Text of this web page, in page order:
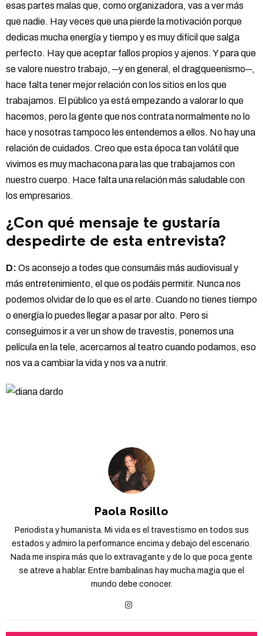
esas partes malas que, como organizadora, vas a ver más
que nadie. Hay veces que una pierde la motivación porque
dedicas mucha energía y tiempo y es muy difícil que salga
perfecto. Hay que aceptar fallos propios y ajenos. Y para que
se valore nuestro trabajo, ─y en general, el dragqueenismo─,
hace falta tener mejor relación con los sitios en los que
trabajamos. El público ya está empezando a valorar lo que
hacemos, pero la gente que nos contrata normalmente no lo
hace y nosotras tampoco les entendemos a ellos. No hay una
relación de cuidados. Creo que esta época tan volátil que
vivimos es muy machacona para las que trabajamos con
nuestro cuerpo. Hace falta una relación más saludable con
los empresarios.
¿Con qué mensaje te gustaría
despedirte de esta entrevista?
D: Os aconsejo a todes que consumáis más audiovisual y
más entretenimiento, el que os podáis permitir. Nunca nos
podemos olvidar de lo que es el arte. Cuando no tienes tiempo
o energía lo puedes llegar a pasar por alto. Pero si
conseguimos ir a ver un show de travestis, ponernos una
película en la tele, acercarnos al teatro cuando podamos, eso
nos va a cambiar la vida y nos va a nutrir.
Paola Rosillo
Periodista y humanista. Mi vida es el travestismo en todos sus
estados y admiro la performance encima y debajo del escenario.
Nada me inspira más que lo extravagante y de lo que poca gente
se atreve a hablar. Entre bambalinas hay mucha magia que el
mundo debe conocer.